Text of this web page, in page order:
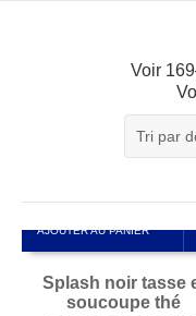
Voir
AJOUTER AU PANIER
Splash noir tasse
soucoupe thé